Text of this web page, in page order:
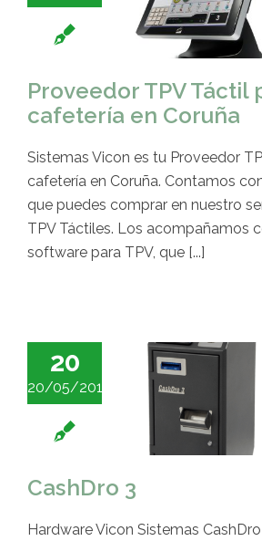
Proveedor TPV Táctil
cafetería en Coruña
Sistemas Vicon es tu Proveedor
cafetería en Coruña. Contamos
que puedes comprar en nuestro
TPV Táctiles. Los acompañamos
software para TPV, que [...]
20
20/05/2016
CashDro 3
Hardware Vicon Sistemas